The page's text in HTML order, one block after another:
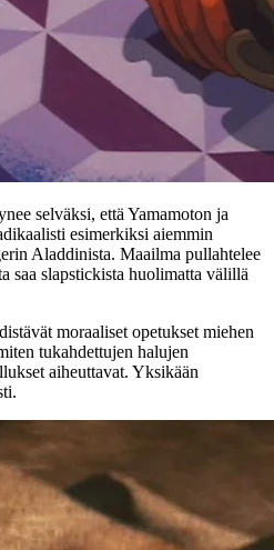
selväksi, että Yamamoton ja
esimerkiksi aiemmin
Aladdinista. Maailma pullahtelee
saa slapstickista huolimatta välillä
moraaliset opetukset miehen
tukahdettujen halujen
aiheuttavat. Yksikään